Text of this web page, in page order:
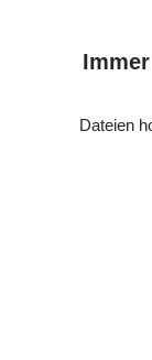
Dateien